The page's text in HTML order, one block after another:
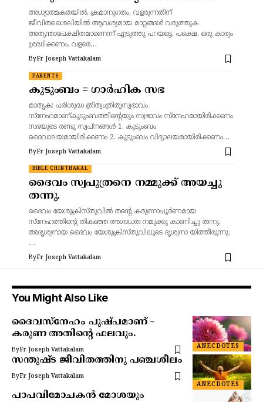
അധ്യാത്മകതയിൽ, ക്രമാനുഗതം, വളരുന്നതിന്
ജീവിതശൈലിയിൽ ആവശ്യമായ മാറ്റങ്ങൾ വരുത്തുക
അത്യന്താപേക്ഷിതമാണെന്ന് എടുത്തു പറയട്ടെ. പക്ഷെ, ഒരു കാര്യം
ശ്രദ്ധിക്കണം. വളരെ…
ByFr Joseph Vattakalam
PARENTS
കുടുംബം = ഗാർഹിക സഭ
മാതൃക: പരിശുദ്ധ ത്രിത്വംത്രിത്വസ്വഭാവം
സ്‌നേഹമാണ്കുടുംബത്തിന്റെയും സ്വഭാവം സ്‌നേഹമായിരിക്കണം
സഭയുടെ രണ്ടു സ്വപ്നങ്ങൾ 1. കുടുംബം
ദൈവാലയമായിരിക്കണം 2. കുടുംബം വിദ്യാലയമായിരിക്കണം…
ByFr Joseph Vattakalam
BIBLE CHINTHAKAL
ദൈവം സ്വപുത്രനെ നമ്മുക്ക് അയച്ചു
തന്നു.
ദൈവം യേശുക്രിസ്തുവിൽ തന്റെ കരുണാപൂർണമായ
സ്നേഹത്തിന്റെ തികഞ്ഞ അഗാധത നമുക്കു കാണിച്ചു തന്നു.
അദൃശ്യനായ ദൈവം യേശുക്രിസ്തുവിലൂടെ ദൃശ്യനാ യിത്തീരുന്നു.
…
ByFr Joseph Vattakalam
You Might Also Like
ANECDOTES
ദൈവസ്നേഹം പുഷ്പമാണ് –
കരുണ അതിന്റെ ഫലവും.
ByFr Joseph Vattakalam
ANECDOTES
സന്തുഷ്ട ജീവിതത്തിനു പഞ്ചശീലം
ByFr Joseph Vattakalam
പാപവിമോചകൻ മോശയും